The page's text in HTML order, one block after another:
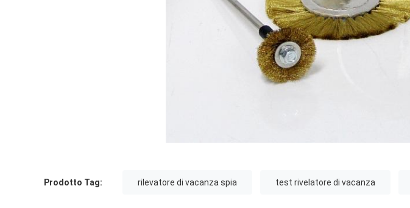
Prodotto Tag: rilevatore di vacanza spia test rivelatore di vacanza